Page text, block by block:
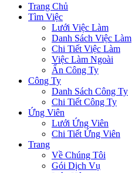
Trang Chủ
Tìm Việc
Lưới Việc Làm
Danh Sách Việc Làm
Chi Tiết Việc Làm
Việc Làm Ngoài
Ẩn Công Ty
Công Ty
Danh Sách Công Ty
Chi Tiết Công Ty
Ứng Viên
Lưới Ứng Viên
Chi Tiết Ứng Viên
Trang
Về Chúng Tôi
Gói Dịch Vụ